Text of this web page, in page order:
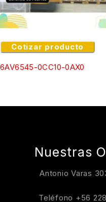
Cotizar producto
6AV6545-0CC10-0AX0
Nuestras
Antonio Varas
Teléfono +56